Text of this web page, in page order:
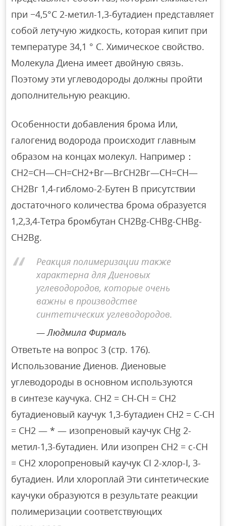
при −4,5°C 2-метил-1,3-бутадиен представляет
собой летучую жидкость, которая кипит при
температуре 34,1 ° C. Химическое свойство.
Молекула Диена имеет двойную связь.
Поэтому эти углеводороды должны пройти
дополнительную реакцию.
Особенности добавления брома Или,
галогенид водорода происходит главным
образом на концах молекул. Например：
СН2=СН—СН=СН2+Вг—ВгСН2Вг—СН=СН—
СН2Вг 1,4-гибломо-2-Бутен В присутствии
достаточного количества брома образуется
1,2,3,4-Тетра бромбутан CH2Bg-CHBg-CHBg-
CH2Bg.
Реакция полимеризации также
характерна для Диеновых
углеводородов, которые очень
важны в производстве
синтетических углеводородов.
Людмила Фирмаль
Ответьте на вопрос 3 (стр. 176).
Использование Диенов. Диеновые
углеводороды в основном используются
в синтезе каучука. CH2 = CH-CH = CH2
бутадиеновый каучук 1,3-бутадиен CH2 = C-CH
= CH2 — * — изопреновый каучук CHg 2-
метил-1,3-бутадиен. Или изопрен CH2 = c-CH
= CH2 хлоропреновый каучук CI 2-хлор-I, 3-
бутадиен. Или хлороплай Эти синтетические
каучуки образуются в результате реакции
полимеризации соответствующих